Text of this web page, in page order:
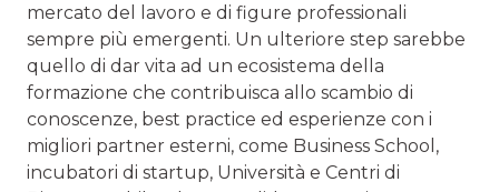
mercato del lavoro e di figure professionali
sempre più emergenti. Un ulteriore step sarebbe
quello di dar vita ad un ecosistema della
formazione che contribuisca allo scambio di
conoscenze, best practice ed esperienze con i
migliori partner esterni, come Business School,
incubatori di startup, Università e Centri di